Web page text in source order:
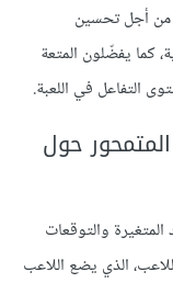
من أجل تحسين
كما يفضّلون المتعة
التفاعل في اللعبة.
حول
والتوقعات
الذي يضع اللاعب